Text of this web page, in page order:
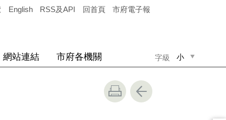
English RSS及API 回首頁 市府電子報
字級 小
網站連結 市府各機關